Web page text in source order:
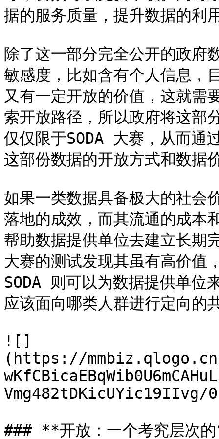
据的服务质量，提升数据的利
除了这一部分完全公开的政府
敏感度，比如含有个人信息，
又有一定开放的价值，这就需
索开放路径，所以政府将这部
仅仅限于SODA 大赛，从而通
这部份数据的开放方式和数据
如果一类数据具备极大的社会
落地的成效，而其流通的成本
帮助数据提供单位去建立长期
大赛的测试发现其虽有高价值
SODA 则可以为数据提供单位
应该面向哪类人群进行定向的
![]
(https://mmbiz.qlogo.cn/
Vmg482tDKicUYic19IIvg/
### **开放：一个考究层次